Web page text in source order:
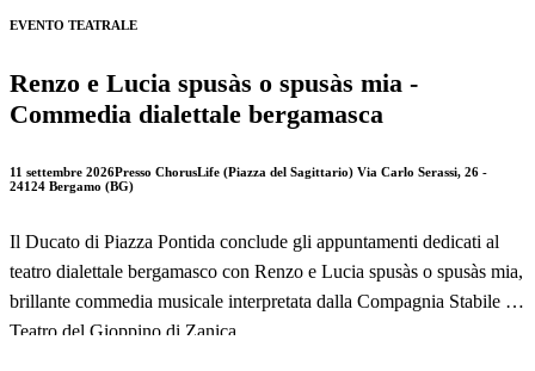
La manifestazione si svolge presso il Palazzo della Provincia, in Via
EVENTO TEATRALE
Renzo e Lucia spusàs o spusàs mia -
Commedia dialettale bergamasca
11 settembre 2026Presso ChorusLife (Piazza del Sagittario) Via Carlo Serassi, 26 -
24124 Bergamo (BG)
Il Ducato di Piazza Pontida conclude gli appuntamenti dedicati al
teatro dialettale bergamasco con Renzo e Lucia spusàs o spusàs mia,
brillante commedia musicale interpretata dalla Compagnia Stabile Il
Teatro del Gioppino di Zanica.